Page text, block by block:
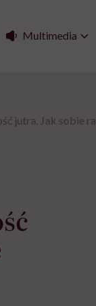
Multimedia
jutra. Jak sobie